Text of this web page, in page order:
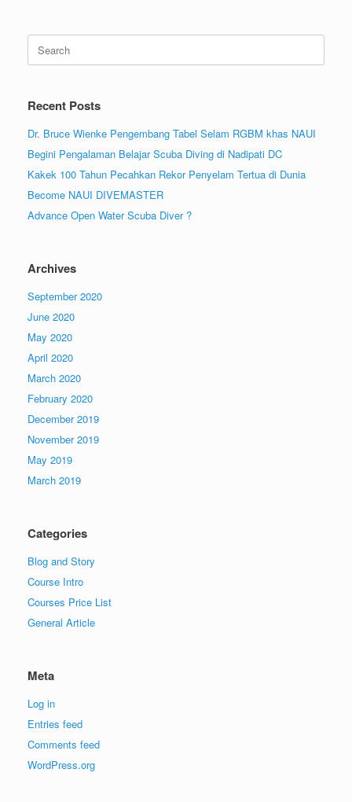
Search
for:
Recent Posts
Dr. Bruce Wienke Pengembang Tabel Selam RGBM khas NAUI
Begini Pengalaman Belajar Scuba Diving di Nadipati DC
Kakek 100 Tahun Pecahkan Rekor Penyelam Tertua di Dunia
Become NAUI DIVEMASTER
Advance Open Water Scuba Diver ?
Archives
September 2020
June 2020
May 2020
April 2020
March 2020
February 2020
December 2019
November 2019
May 2019
March 2019
Categories
Blog and Story
Course Intro
Courses Price List
General Article
Meta
Log in
Entries feed
Comments feed
WordPress.org